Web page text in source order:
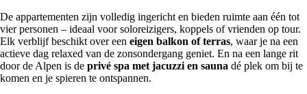
De appartementen zijn volledig ingericht en bieden ruimte aan één tot
vier personen – ideaal voor soloreizigers, koppels of vrienden op tour.
Elk verblijf beschikt over een eigen balkon of terras, waar je na een
actieve dag relaxed van de zonsondergang geniet. En na een lange rit
door de Alpen is de privé spa met jacuzzi en sauna dé plek om bij te
komen en je spieren te ontspannen.